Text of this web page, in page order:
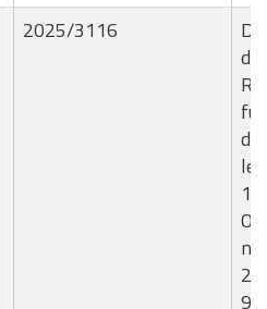
2025/3116
9/